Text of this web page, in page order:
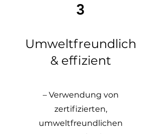
3
Umweltfreundlich
& effizient
– Verwendung von
zertifizierten,
umweltfreundlichen